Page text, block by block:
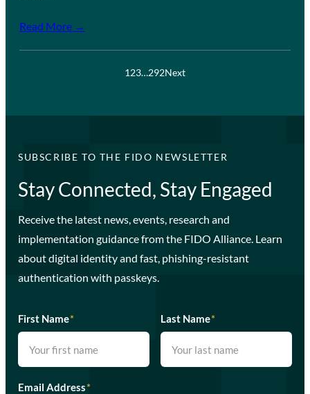
Read More →
123…292Next
SUBSCRIBE TO THE FIDO NEWSLETTER
Stay Connected, Stay Engaged
Receive the latest news, events, research and
implementation guidance from the FIDO Alliance. Learn
about digital identity and fast, phishing-resistant
authentication with passkeys.
First Name* Last Name*
Email Address*